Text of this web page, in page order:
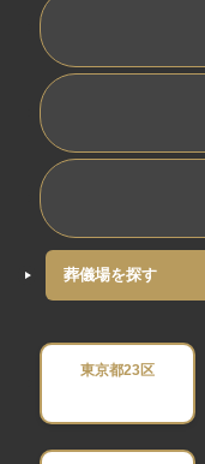
葬儀場を探す
東京都23区